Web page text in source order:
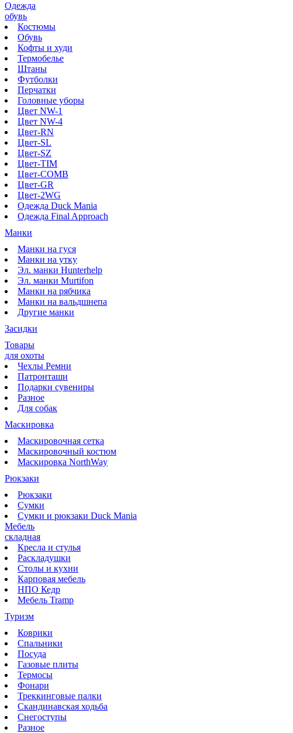
Одежда
обувь
Костюмы
Обувь
Кофты и худи
Термобелье
Штаны
Футболки
Перчатки
Головные уборы
Цвет NW-1
Цвет NW-4
Цвет-RN
Цвет-SL
Цвет-SZ
Цвет-TIM
Цвет-COMB
Цвет-GR
Цвет-2WG
Одежда Duck Mania
Одежда Final Approach
Манки
Манки на гуся
Манки на утку
Эл. манки Hunterhelp
Эл. манки Murtifon
Манки на рябчика
Манки на вальдшнепа
Другие манки
Засидки
Товары
для охоты
Чехлы Ремни
Патронташи
Подарки сувениры
Разное
Для собак
Маскировка
Маскировочная сетка
Маскировочный костюм
Маскировка NorthWay
Рюкзаки
Рюкзаки
Сумки
Сумки и рюкзаки Duck Mania
Мебель
складная
Кресла и стулья
Раскладушки
Столы и кухни
Карповая мебель
НПО Кедр
Мебель Tramp
Туризм
Коврики
Спальники
Посуда
Газовые плиты
Термосы
Фонари
Треккинговые палки
Скандинавская ходьба
Снегоступы
Разное